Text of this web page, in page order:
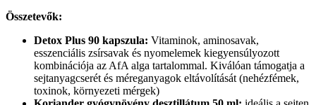
Összetevők:
Detox Plus 90 kapszula: Vitaminok, aminosavak,
esszenciális zsírsavak és nyomelemek kiegyensúlyozott
kombinációja az AfA alga tartalommal. Kiválóan támogatja a
sejtanyagcserét és méreganyagok eltávolítását (nehézfémek,
toxinok, környezeti mérgek)